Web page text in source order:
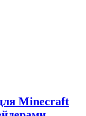
Minecraft